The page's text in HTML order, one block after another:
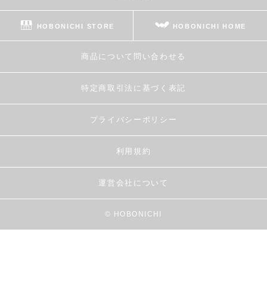
HOBONICHI STORE HOBONICHI HOME
商品について問い合わせる
特定商取引法に基づく表記
プライバシーポリシー
利用規約
運営会社について
© HOBONICHI